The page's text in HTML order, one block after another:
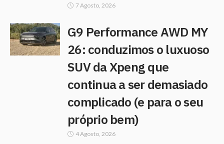
7 Agosto, 2026
G9 Performance AWD MY
26: conduzimos o luxuoso
SUV da Xpeng que
continua a ser demasiado
complicado (e para o seu
próprio bem)
4 Agosto, 2026